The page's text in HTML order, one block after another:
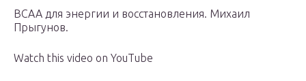
BCAA для энергии и восстановления. Михаил
Прыгунов.
Watch this video on YouTube